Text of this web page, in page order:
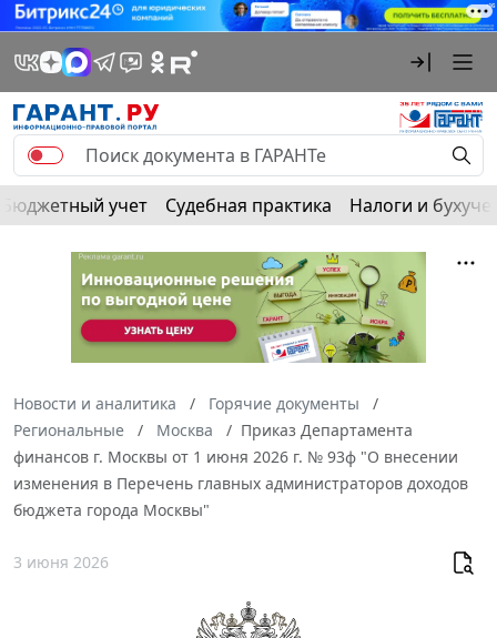
Бюджетный учет Судебная практика Налоги и
Новости и аналитика
Горячие документы
Региональные
Москва
Приказ Департамента
финансов г. Москвы от 1 июня 2026 г. № 93ф "О внесении
изменения в Перечень главных администраторов доходов
бюджета города Москвы"
3 июня 2026